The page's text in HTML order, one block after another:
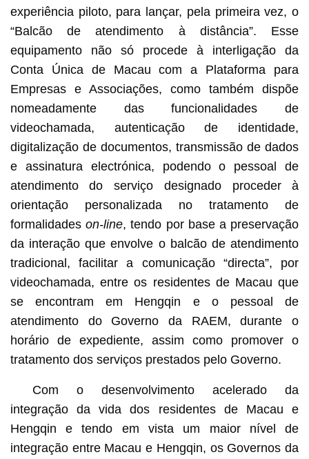
experiência piloto, para lançar, pela primeira vez, o
“Balcão de atendimento à distância”. Esse
equipamento não só procede à interligação da
Conta Única de Macau com a Plataforma para
Empresas e Associações, como também dispõe
nomeadamente das funcionalidades de
videochamada, autenticação de identidade,
digitalização de documentos, transmissão de dados
e assinatura electrónica, podendo o pessoal de
atendimento do serviço designado proceder à
orientação personalizada no tratamento de
formalidadeson-line, tendo por base a preservação
da interação que envolve o balcão de atendimento
tradicional, facilitar a comunicação “directa”, por
videochamada, entre os residentes de Macau que
se encontram em Hengqin e o pessoal de
atendimento do Governo da RAEM, durante o
horário de expediente, assim como promover o
tratamento dos serviços prestados pelo Governo.
Com o desenvolvimento acelerado da
integração da vida dos residentes de Macau e
Hengqin e tendo em vista um maior nível de
integração entre Macau e Hengqin, os Governos da